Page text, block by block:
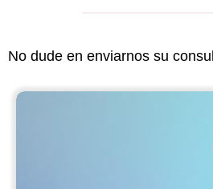
No dude en enviarnos su